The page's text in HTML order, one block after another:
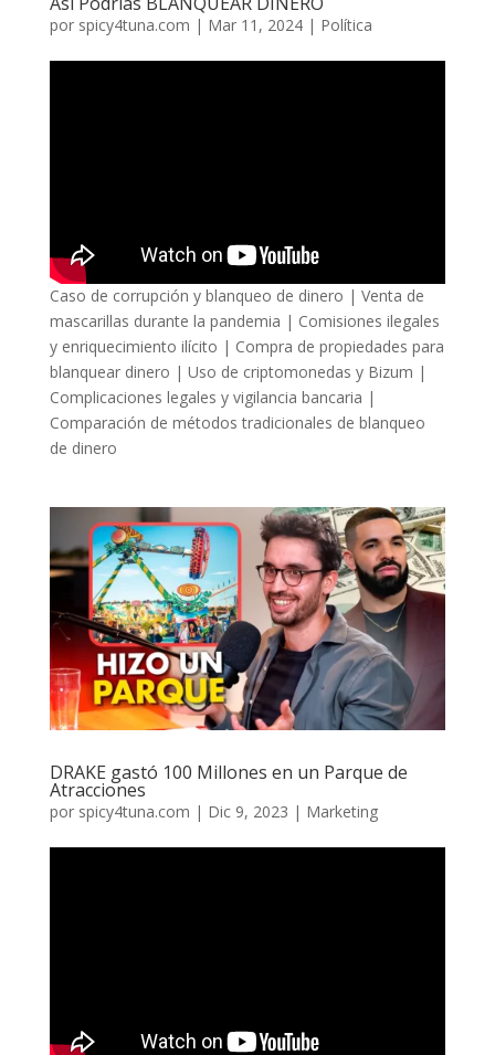
por spicy4tuna.com | Mar 11, 2024| Política
Caso de corrupción y blanqueo de dinero | Venta de
mascarillas durante la pandemia | Comisiones ilegales
y enriquecimiento ilícito | Compra de propiedades para
blanquear dinero | Uso de criptomonedas y Bizum |
Complicaciones legales y vigilancia bancaria |
Comparación de métodos tradicionales de blanqueo
de dinero
DRAKE gastó 100 Millones en un Parque de
Atracciones
por spicy4tuna.com | Dic 9, 2023 | Marketing